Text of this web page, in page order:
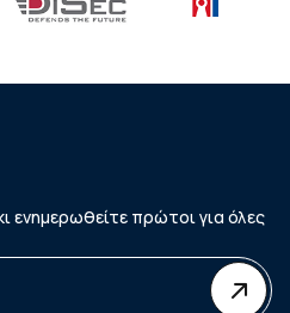
ενημερωθείτε πρώτοι για όλες